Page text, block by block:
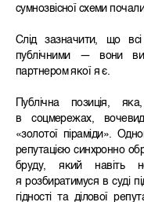
сумнозвісної схеми
Слід зазначити, що
публічними — вони
партнером якої я є.
Публічна позиція,
в соцмережах,
«золотої піраміди».
репутацією синхронно
бруду, який навіть
я розбиратимуся в суді
гідності та ділової